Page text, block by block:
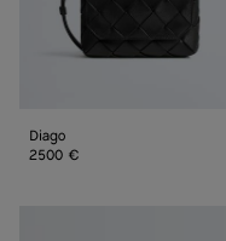
Diago
2500 €